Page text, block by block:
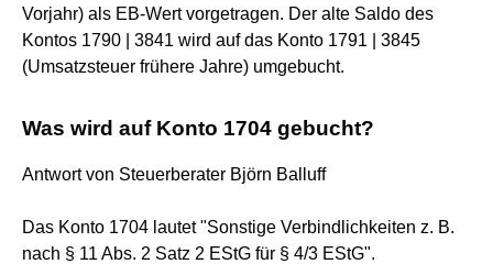
Vorjahr) als EB-Wert vorgetragen. Der alte Saldo des
Kontos 1790 | 3841 wird auf das Konto 1791 | 3845
(Umsatzsteuer frühere Jahre) umgebucht.
Was wird auf Konto 1704 gebucht?
Antwort von Steuerberater Björn Balluff
Das Konto 1704 lautet "Sonstige Verbindlichkeiten z. B.
nach § 11 Abs. 2 Satz 2 EStG für § 4/3 EStG".